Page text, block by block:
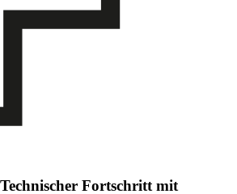
Fortschritt mit